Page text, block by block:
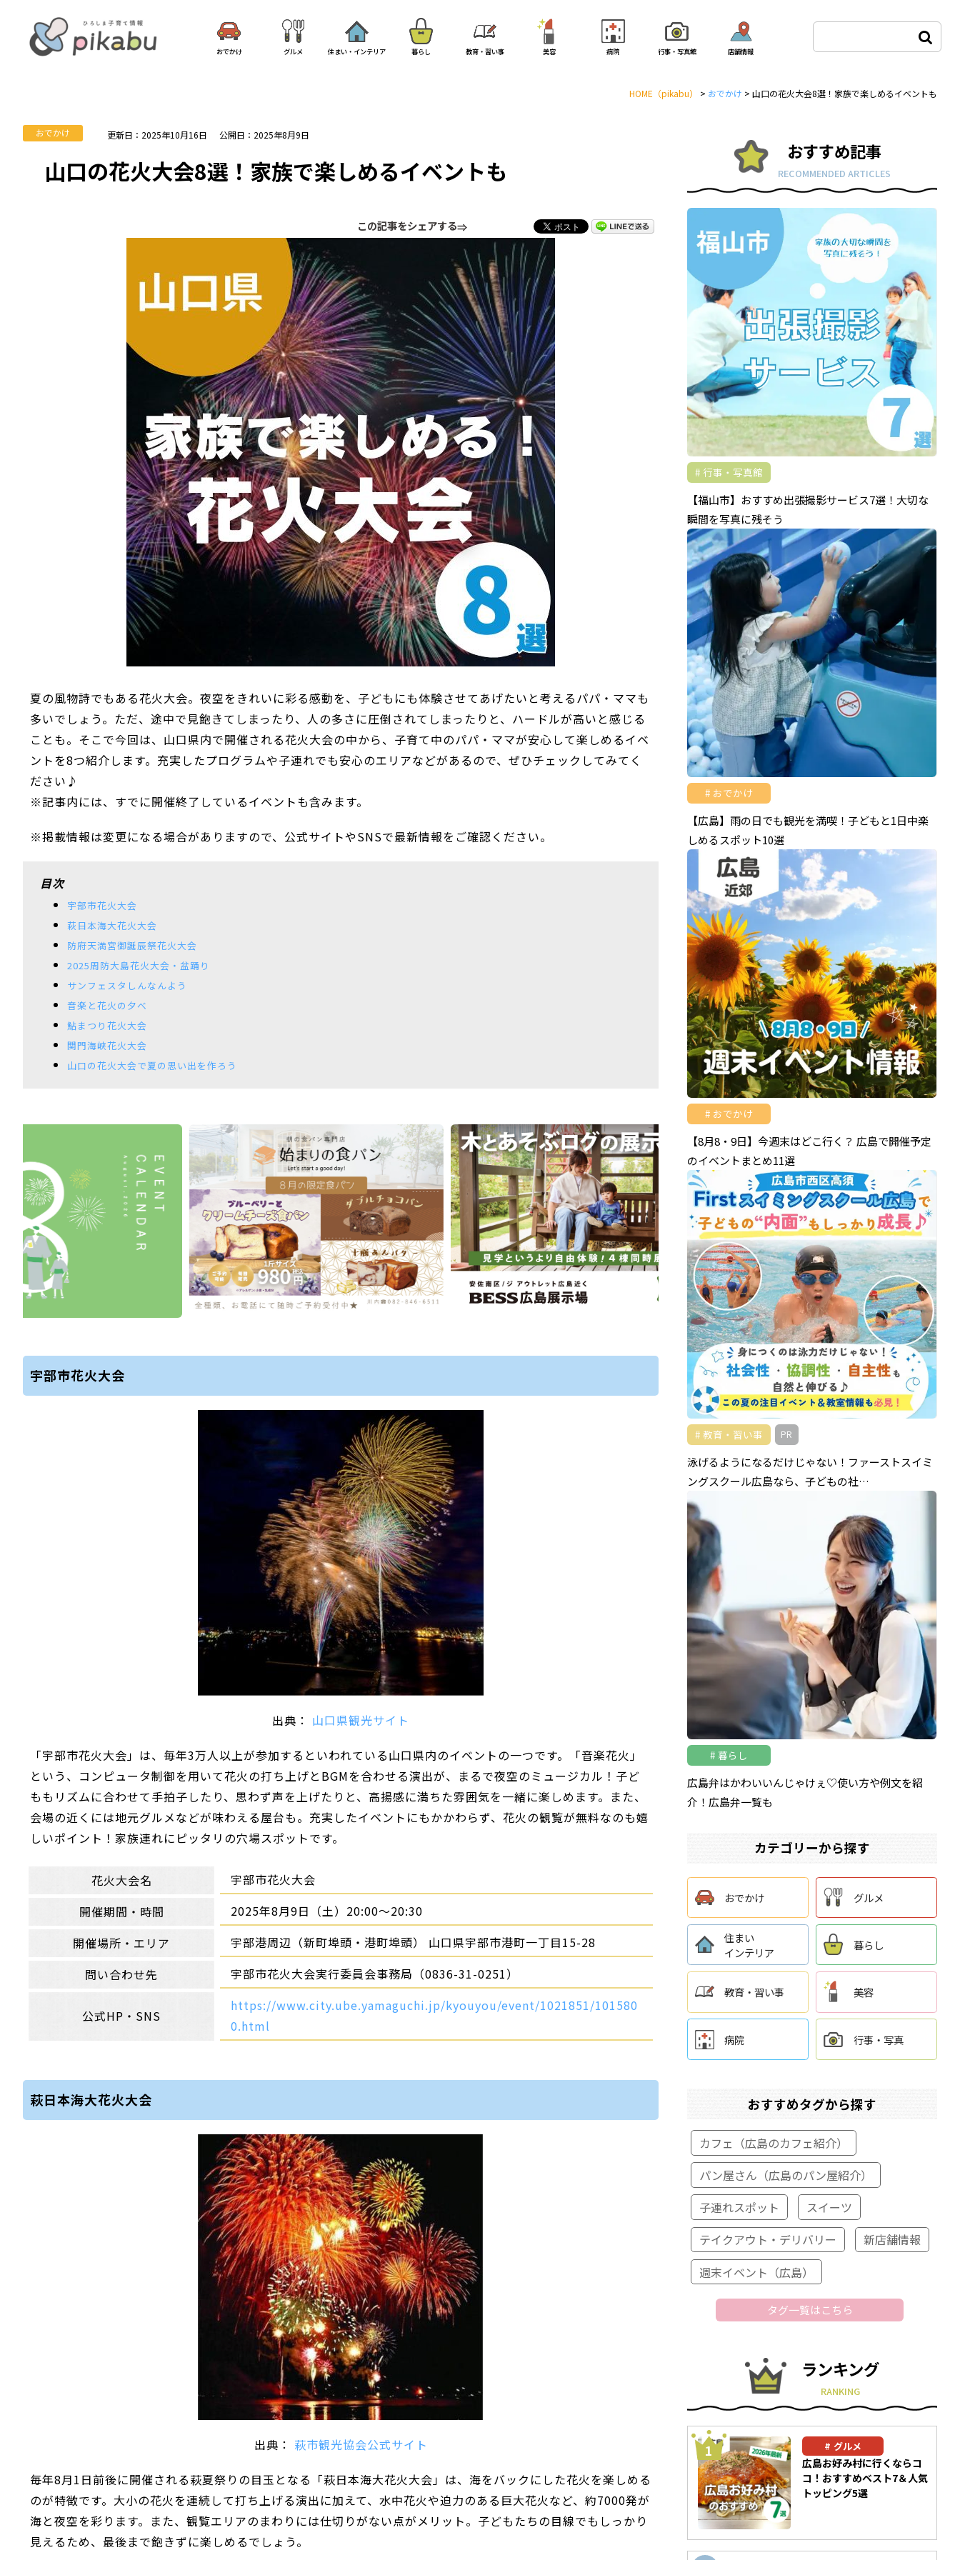
おでかけ グルメ 住まい・インテリア 暮らし 教育・習い事 美容 病院 行事・写真館 店舗情報
HOME （pikabu） > おでかけ > 山口の花火大会8選！家族で楽しめるイベントも
おでかけ 更新日：2025年10月16日 公開日：2025年8月9日
山口の花火大会8選！家族で楽しめるイベントも
この記事をシェアする
夏の風物詩でもある花火大会。夜空をきれいに彩る感動を、子どもにも体験させてあげたいと考えるパパ・ママも
多いでしょう。ただ、途中で見飽きてしまったり、人の多さに圧倒されてしまったりと、ハードルが高いと感じる
ことも。そこで今回は、山口県内で開催される花火大会の中から、子育て中のパパ・ママが安心して楽しめるイベ
ントを8つ紹介します。充実したプログラムや子連れでも安心のエリアなどがあるので、ぜひチェックしてみてく
ださい♪
※記事内には、すでに開催終了しているイベントも含みます。
※掲載情報は変更になる場合がありますので、公式サイトやSNSで最新情報をご確認ください。
目次
宇部市花火大会
萩日本海大花火大会
防府天満宮御誕辰祭花火大会
2025周防大島花火大会・盆踊り
サンフェスタしんなんよう
音楽と花火の夕べ
鮎まつり花火大会
関門海峡花火大会
山口の花火大会で夏の思い出を作ろう
宇部市花火大会
出典： 山口県観光サイト
「宇部市花火大会」は、毎年3万人以上が参加するといわれている山口県内のイベントの一つです。「音楽花火」
という、コンピュータ制御を用いて花火の打ち上げとBGMを合わせる演出が、まるで夜空のミュージカル！子ど
ももリズムに合わせて手拍子したり、思わず声を上げたりと、高揚感に満ちた雰囲気を一緒に楽しめます。また、
会場の近くには地元グルメなどが味わえる屋台も。充実したイベントにもかかわらず、花火の観覧が無料なのも嬉
しいポイント！家族連れにピッタリの穴場スポットです。
花火大会名
宇部市花火大会
開催期間・時間
2025年8月9日（土）20:00～20:30
開催場所・エリア
宇部港周辺（新町埠頭・港町埠頭） 山口県宇部市港町一丁目15-28
問い合わせ先
宇部市花火大会実行委員会事務局（0836-31-0251）
公式HP・SNS
https://www.city.ube.yamaguchi.jp/kyouyou/event/1021851/101580
0.html
萩日本海大花火大会
出典： 萩市観光協会公式サイト
毎年8月1日前後に開催される萩夏祭りの目玉となる「萩日本海大花火大会」は、海をバックにした花火を楽しめる
のが特徴です。大小の花火を連続して打ち上げる演出に加えて、水中花火や迫力のある巨大花火など、約7000発が
海と夜空を彩ります。また、観覧エリアのまわりには仕切りがない点がメリット。子どもたちの目線でもしっかり
見えるため、最後まで飽きずに楽しめるでしょう。
おすすめ記事
RECOMMENDED ARTICLES
行事・写真館
【福山市】おすすめ出張撮影サービス7選！大切な
瞬間を写真に残そう
おでかけ
【広島】雨の日でも観光を満喫！子どもと1日中楽
しめるスポット10選
おでかけ
【8月8・9日】今週末はどこ行く？ 広島で開催予定
のイベントまとめ11選
教育・習い事 PR
泳げるようになるだけじゃない！ファーストスイミ
ングスクール広島なら、子どもの社…
暮らし
広島弁はかわいいんじゃけぇ♡使い方や例文を紹
介！広島弁一覧も
カテゴリーから探す
おでかけ グルメ
住まい
インテリア
暮らし
教育・習い事 美容
病院 行事・写真
おすすめタグから探す
カフェ（広島のカフェ紹介）
パン屋さん（広島のパン屋紹介）
子連れスポット
スイーツ
テイクアウト・デリバリー
新店舗情報
週末イベント（広島）
タグ一覧はこちら
ランキング
RANKING
グルメ
広島お好み村に行くならコ
コ！おすすめベスト7＆人気
トッピング5選